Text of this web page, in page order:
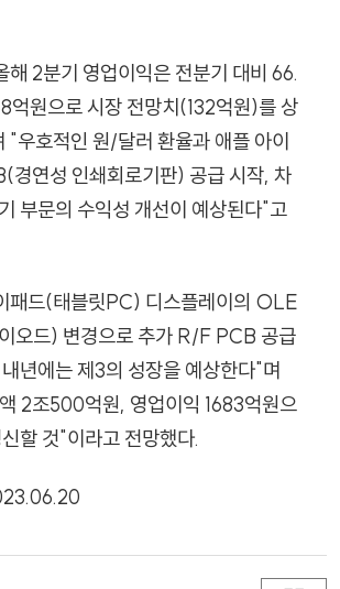
해 2분기 영업이익은 전분기 대비 66.
억원으로 시장 전망치(132억원)를 상
"우호적인 원/달러 환율과 애플 아이
경연성 인쇄회로기판) 공급 시작, 차
부문의 수익성 개선이 예상된다"고
패드(태블릿PC) 디스플레이의 OLE
오드) 변경으로 추가 R/F PCB 공급
년에는 제3의 성장을 예상한다"며
2조500억원, 영업이익 1683억원으
할 것"이라고 전망했다.